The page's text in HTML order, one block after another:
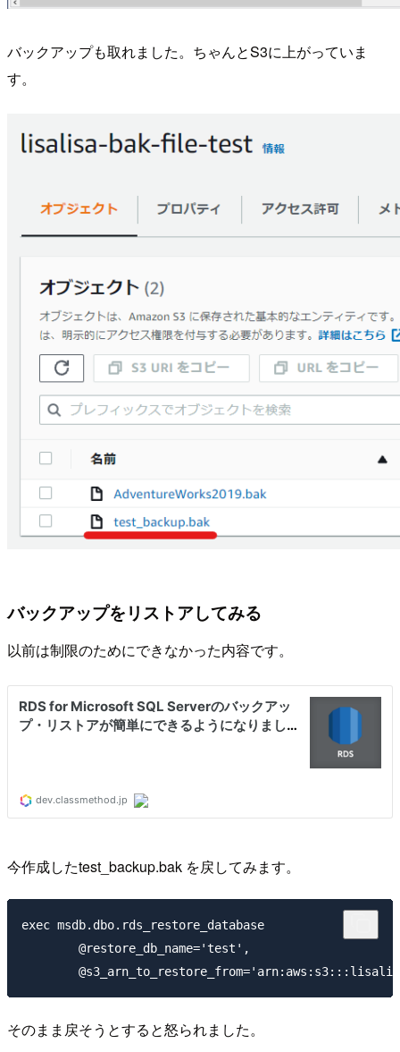
バックアップも取れました。ちゃんとS3に上がっていま
す。
バックアップをリストアしてみる
以前は制限のためにできなかった内容です。
今作成したtest_backup.bak を戻してみます。
exec msdb.dbo.rds_restore_database
        @restore_db_name='test',
そのまま戻そうとすると怒られました。